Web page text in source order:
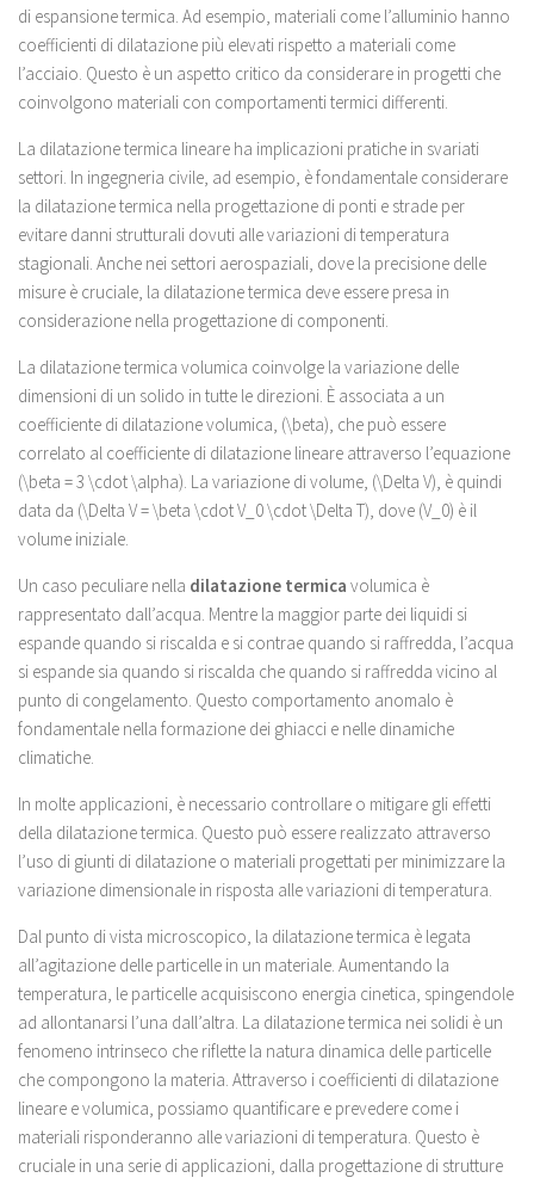
di espansione termica. Ad esempio, materiali come l’alluminio hanno
coefficienti di dilatazione più elevati rispetto a materiali come
l’acciaio. Questo è un aspetto critico da considerare in progetti che
coinvolgono materiali con comportamenti termici differenti.
La dilatazione termica lineare ha implicazioni pratiche in svariati
settori. In ingegneria civile, ad esempio, è fondamentale considerare
la dilatazione termica nella progettazione di ponti e strade per
evitare danni strutturali dovuti alle variazioni di temperatura
stagionali. Anche nei settori aerospaziali, dove la precisione delle
misure è cruciale, la dilatazione termica deve essere presa in
considerazione nella progettazione di componenti.
La dilatazione termica volumica coinvolge la variazione delle
dimensioni di un solido in tutte le direzioni. È associata a un
coefficiente di dilatazione volumica, (\beta), che può essere
correlato al coefficiente di dilatazione lineare attraverso l’equazione
(\beta = 3 \cdot \alpha). La variazione di volume, (\Delta V), è quindi
data da (\Delta V = \beta \cdot V_0 \cdot \Delta T), dove (V_0) è il
volume iniziale.
Un caso peculiare nella dilatazione termica volumica è
rappresentato dall’acqua. Mentre la maggior parte dei liquidi si
espande quando si riscalda e si contrae quando si raffredda, l’acqua
si espande sia quando si riscalda che quando si raffredda vicino al
punto di congelamento. Questo comportamento anomalo è
fondamentale nella formazione dei ghiacci e nelle dinamiche
climatiche.
In molte applicazioni, è necessario controllare o mitigare gli effetti
della dilatazione termica. Questo può essere realizzato attraverso
l’uso di giunti di dilatazione o materiali progettati per minimizzare la
variazione dimensionale in risposta alle variazioni di temperatura.
Dal punto di vista microscopico, la dilatazione termica è legata
all’agitazione delle particelle in un materiale. Aumentando la
temperatura, le particelle acquisiscono energia cinetica, spingendole
ad allontanarsi l’una dall’altra. La dilatazione termica nei solidi è un
fenomeno intrinseco che riflette la natura dinamica delle particelle
che compongono la materia. Attraverso i coefficienti di dilatazione
lineare e volumica, possiamo quantificare e prevedere come i
materiali risponderanno alle variazioni di temperatura. Questo è
cruciale in una serie di applicazioni, dalla progettazione di strutture